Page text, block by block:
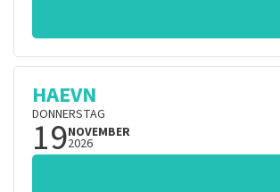
HAEVN
DONNERSTAG
19NOVEMBER
2026